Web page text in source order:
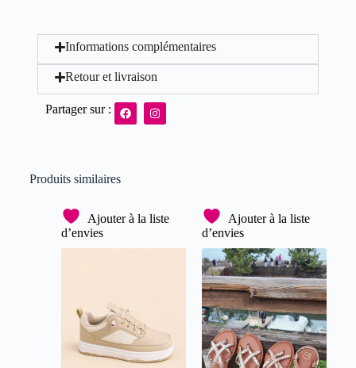
Informations complémentaires
Retour et livraison
Partager sur :
Produits similaires
Ajouter à la liste
d’envies
Ajouter à la liste
d’envies